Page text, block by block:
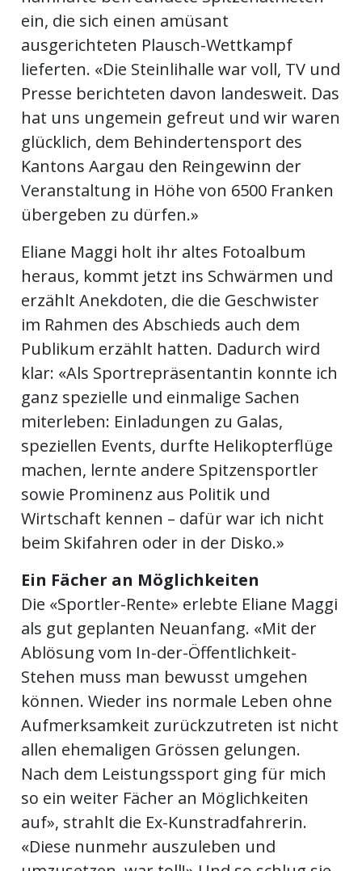
ein, die sich einen amüsant
ausgerichteten Plausch-Wettkampf
lieferten. «Die Steinlihalle war voll, TV und
Presse berichteten davon landesweit. Das
hat uns ungemein gefreut und wir waren
glücklich, dem Behindertensport des
Kantons Aargau den Reingewinn der
Veranstaltung in Höhe von 6500 Franken
übergeben zu dürfen.»
Eliane Maggi holt ihr altes Fotoalbum
heraus, kommt jetzt ins Schwärmen und
erzählt Anekdoten, die die Geschwister
im Rahmen des Abschieds auch dem
Publikum erzählt hatten. Dadurch wird
klar: «Als Sportrepräsentantin konnte ich
ganz spezielle und einmalige Sachen
miterleben: Einladungen zu Galas,
speziellen Events, durfte Helikopterflüge
machen, lernte andere Spitzensportler
sowie Prominenz aus Politik und
Wirtschaft kennen – dafür war ich nicht
beim Skifahren oder in der Disko.»
Ein Fächer an Möglichkeiten
Die «Sportler-Rente» erlebte Eliane Maggi
als gut geplanten Neuanfang. «Mit der
Ablösung vom In-der-Öffentlichkeit-
Stehen muss man bewusst umgehen
können. Wieder ins normale Leben ohne
Aufmerksamkeit zurückzutreten ist nicht
allen ehemaligen Grössen gelungen.
Nach dem Leistungssport ging für mich
so ein weiter Fächer an Möglichkeiten
auf», strahlt die Ex-Kunstradfahrerin.
«Diese nunmehr auszuleben und